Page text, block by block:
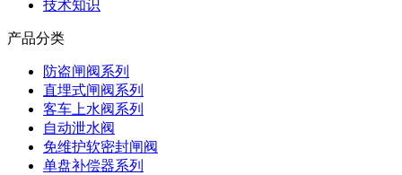
技术知识
产品分类
防盗闸阀系列
直埋式闸阀系列
客车上水阀系列
自动泄水阀
免维护软密封闸阀
单盘补偿器系列